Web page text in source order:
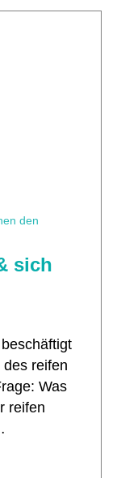
den
sich
des reifen
Was
reifen